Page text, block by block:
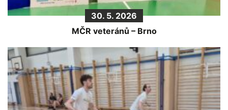
30. 5. 2026
MČR veteránů – Brno